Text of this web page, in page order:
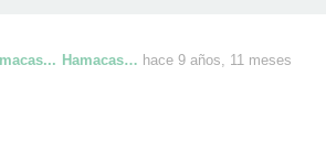
Hamacas… hace 9 años, 11 meses